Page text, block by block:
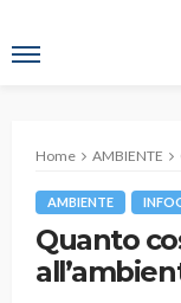
Home AMBIENTE
AMBIENTE
Quanto